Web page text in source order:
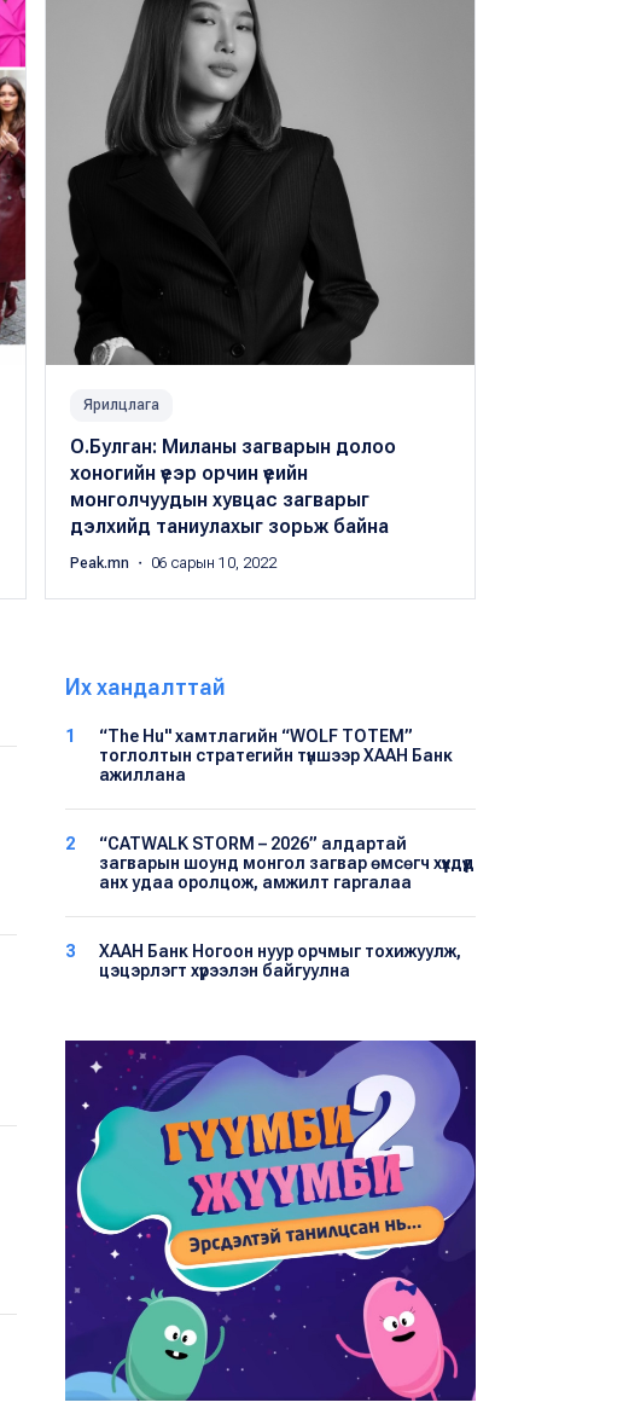
Ярилцлага
О.Булган: Миланы загварын долоо
хоногийн үеэр орчин үеийн
монголчуудын хувцас загварыг
дэлхийд таниулахыг зорьж байна
Peak.mn ・ 06 сарын 10, 2022
Их хандалттай
1
“The Hu" хамтлагийн “WOLF TOTEM”
тоглолтын стратегийн түншээр ХААН Банк
ажиллана
2
“CATWALK STORM – 2026” алдартай
загварын шоунд монгол загвар өмсөгч хүүхдүүд
анх удаа оролцож, амжилт гаргалаа
3
ХААН Банк Ногоон нуур орчмыг тохижуулж,
цэцэрлэгт хүрээлэн байгуулна